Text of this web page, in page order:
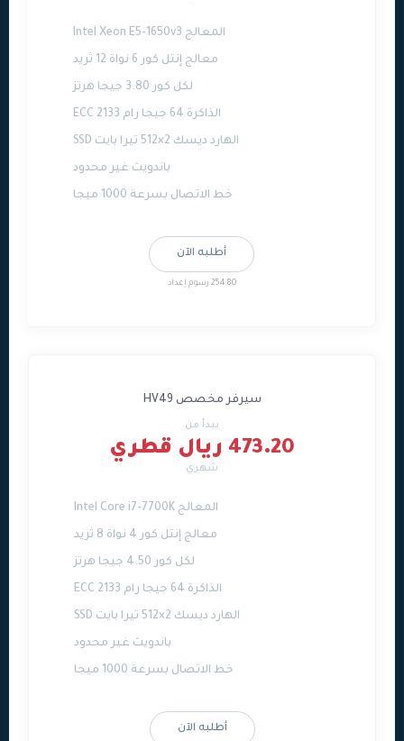
المعالج Intel Xeon E5-1650v3
معالج إنتل كور 6 نواة 12 ثريد
لكل كور 3.80 جيجا هرتز
الذاكرة 64 جيجا رام ECC 2133
الهارد ديسك 2×512 تيرا بايت SSD
باندويث غير محدود
خط الاتصال بسرعة 1000 ميجا
أطلبه الآن
254.80 رسوم إعداد
سيرفر مخصص HV49
يبدأ من
473.20 ريال قطري
شهري
المعالج Intel Core i7-7700K
معالج إنتل كور 4 نواة 8 ثريد
لكل كور 4.50 جيجا هرتز
الذاكرة 64 جيجا رام ECC 2133
الهارد ديسك 2×512 تيرا بايت SSD
باندويث غير محدود
خط الاتصال بسرعة 1000 ميجا
أطلبه الآن